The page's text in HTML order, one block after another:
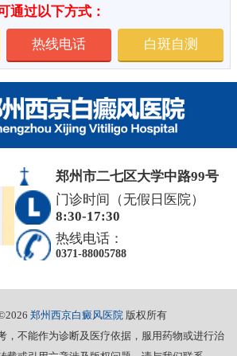
通过以下方式：
热线电话 白斑自测
郑州市二七区大学中路99号
门诊时间（无假日医院）
8:30-17:30
热线电话：
0371-88005788
郑州西京白癜风医院 版权所有
，不能作为诊断及医疗依据，服用药物或进行治